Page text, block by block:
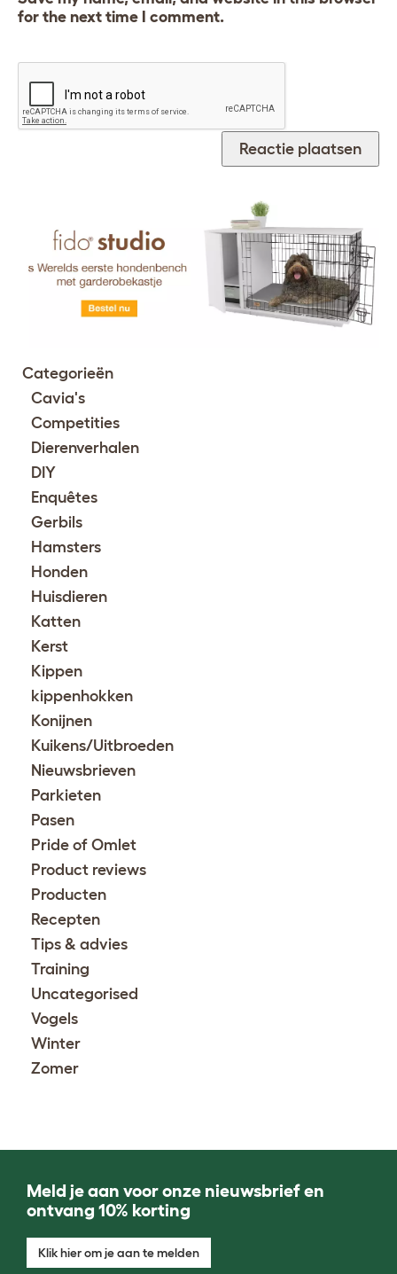
for the next time I comment.
Categorieën
Cavia's
Competities
Dierenverhalen
DIY
Enquêtes
Gerbils
Hamsters
Honden
Huisdieren
Katten
Kerst
Kippen
kippenhokken
Konijnen
Kuikens/Uitbroeden
Nieuwsbrieven
Parkieten
Pasen
Pride of Omlet
Product reviews
Producten
Recepten
Tips & advies
Training
Uncategorised
Vogels
Winter
Zomer
Meld je aan voor onze nieuwsbrief en
ontvang 10% korting
Klik hier om je aan te melden